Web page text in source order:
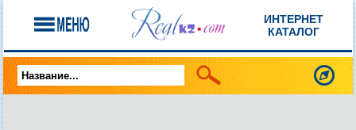
ИНТЕРНЕТ
КАТАЛОГ